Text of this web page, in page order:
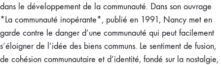
dans le développement de la communauté. Dans son ouvrage
*La communauté inopérante*, publié en 1991, Nancy met en
garde contre le danger d’une communauté qui peut facilement
s’éloigner de l’idée des biens communs. Le sentiment de fusion,
de cohésion communautaire et d’identité, fondé sur la nostalgie,